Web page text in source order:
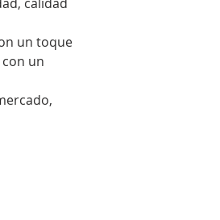
un toque
un